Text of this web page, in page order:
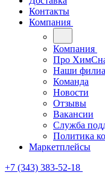
Контакты
Компания
Компания
Про
Наши
Команда
Новости
Отзывы
Вакансии
Служба
Политика
Маркетплейсы
+7 (343) 383-52-18